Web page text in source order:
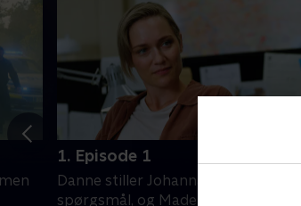
1. Episode 1
Danne stiller Johanna et stort
spørgsmål, og Madelene tror, at